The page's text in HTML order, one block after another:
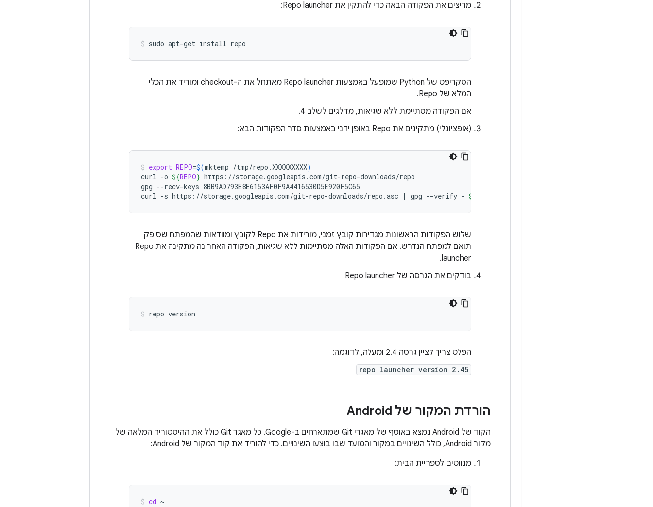
מריצים את הפקודה הבאה כדי להתקין את Repo launcher:
sudo apt-get install repo
הסקריפט של Python שמופעל באמצעות Repo launcher מאתחל את ה-checkout ומוריד את הכלי
המלא של Repo.
אם הפקודה מסתיימת ללא שגיאות, מדלגים לשלב 4.
(אופציונלי) מתקינים את Repo באופן ידני באמצעות סדר הפקודות הבא:
export REPO=$(mktemp /tmp/repo.XXXXXXXXX)
curl -o ${REPO} https://storage.googleapis.com/git-repo-downloads/repo
gpg --recv-keys 8BB9AD793E8E6153AF0F9A4416530D5E920F5C65
curl -s https://storage.googleapis.com/git-repo-downloads/repo.asc | gpg --verify - ${
שלוש הפקודות הראשונות מגדירות קובץ זמני, מורידות את Repo לקובץ ומוודאות שהמפתח שסופק
תואם למפתח הנדרש. אם הפקודות האלה מסתיימות ללא שגיאות, הפקודה האחרונה מתקינה את Repo
launcher.
בודקים את הגרסה של Repo launcher:
repo version
הפלט צריך לציין גרסה 2.4 ומעלה, לדוגמה:
repo launcher version 2.45
הורדת המקור של Android
הקוד של Android נמצא באוסף של מאגרי Git שמתארחים ב-Google. כל מאגר Git כולל את ההיסטוריה המלאה של
מקור Android, כולל השינויים במקור והמועד שבו בוצעו השינויים. כדי להוריד את קוד המקור של Android:
מנווטים לספריית הבית:
cd ~